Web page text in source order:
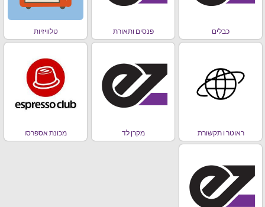
כבלים פנסים ותאורת טלוויזיות
ראוטר ו תקשורת מקרן לד מכונת אספרסו